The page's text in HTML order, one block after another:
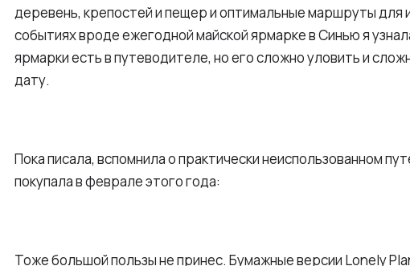
деревень, крепостей и пещер и оптимальные маршруты для
событиях вроде ежегодной майской ярмарке в Синью я
ярмарки есть в путеводителе, но его сложно уловить и
дату.
Пока писала, вспомнила о практически неиспользованном
покупала в феврале этого года:
Тоже большой пользы не принес. Бумажные версии Lonely